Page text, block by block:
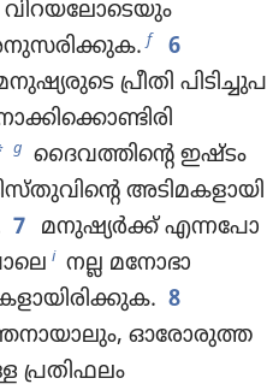
f
6
പ്രീതി പിടി​ച്ചു​പ​
g
ദൈവ​ത്തി​ന്റെ ഇഷ്ടം
അടിമ​ക​ളാ​യി
7 മനുഷ്യർക്ക്‌ എന്നപോ​
i നല്ല മനോ​ഭാ​
8
ഓരോ​രു​ത്ത​
പ്രതി​ഫലം